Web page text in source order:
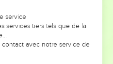
moins les doutes, les erreurs
traversés, alors même que ce
ont façonnés.
entrepreneurs, et responsables
service
services tiers tels que de la
avec notre service de